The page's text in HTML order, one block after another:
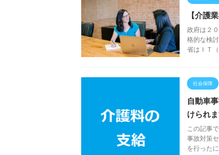
【介護
政府は２
格的な検
省はＩＴ
社会保障
自動車
けられ
この記事
事故対策
を行った